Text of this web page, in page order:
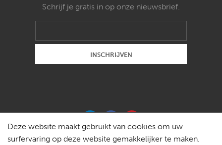
Schrijf je gratis in op onze nieuwsbrief.
Deze website maakt gebruikt van cookies om uw
surfervaring op deze website gemakkelijker te maken.